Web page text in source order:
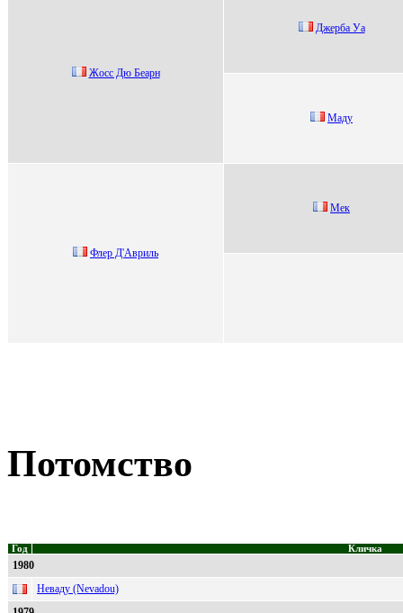
Жocc Дю Бeаpн
Джepбa Уa
Маду
Флep Д'Авpиль
Mек
Потомство
Год Кличка
1980
Неваду (Nevadou)